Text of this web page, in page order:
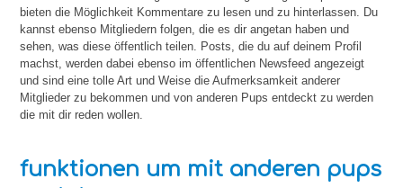
bieten die Möglichkeit Kommentare zu lesen und zu hinterlassen. Du
kannst ebenso Mitgliedern folgen, die es dir angetan haben und
sehen, was diese öffentlich teilen. Posts, die du auf deinem Profil
machst, werden dabei ebenso im öffentlichen Newsfeed angezeigt
und sind eine tolle Art und Weise die Aufmerksamkeit anderer
Mitglieder zu bekommen und von anderen Pups entdeckt zu werden
die mit dir reden wollen.
funktionen um mit anderen pups